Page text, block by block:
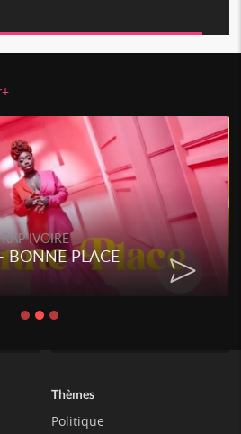
RAP IVOIRE
BONNE PLACE
Thèmes
Politique